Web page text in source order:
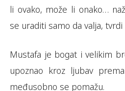
li ovako, može li onako…
se uraditi samo da valja, tvrdi
Mustafa je bogat i velikim
upoznao kroz ljubav
međusobno se pomažu.